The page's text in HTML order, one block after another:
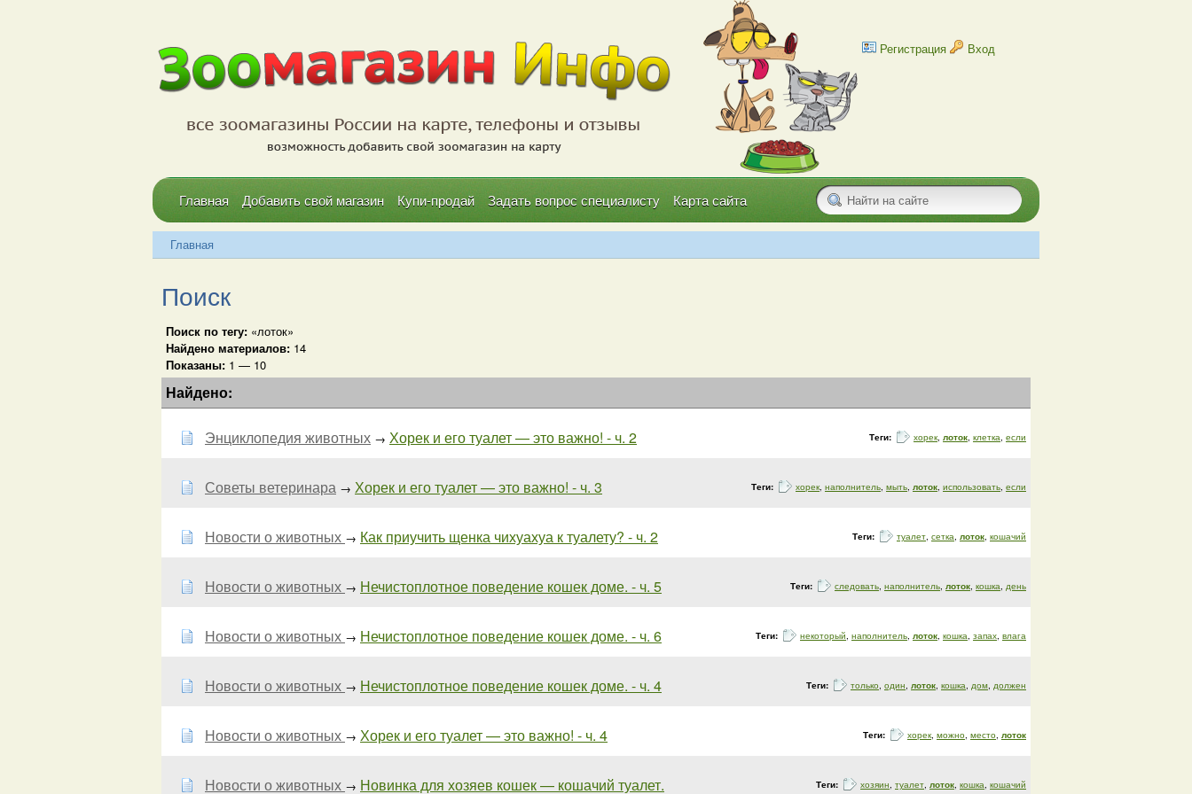
Регистрация Вход
Главная Добавить свой магазин Купи-продай Задать вопрос специалисту Карта сайта
Главная
Поиск
Поиск по тегу: «лоток»
Найдено материалов: 14
Показаны: 1 — 10
Найдено:
Энциклопедия животных → Хорек и его туалет — это важно! - ч. 2 Теги: хорек, лоток, клетка, если
Советы ветеринара → Хорек и его туалет — это важно! - ч. 3 Теги: хорек, наполнитель, мыть, лоток, использовать, если
Новости о животных → Как приучить щенка чихуахуа к туалету? - ч. 2 Теги: туалет, сетка, лоток, кошачий
Новости о животных → Нечистоплотное поведение кошек доме. - ч. 5 Теги: следовать, наполнитель, лоток, кошка, день
Новости о животных → Нечистоплотное поведение кошек доме. - ч. 6 Теги: некоторый, наполнитель, лоток, кошка, запах, влага
Новости о животных → Нечистоплотное поведение кошек доме. - ч. 4 Теги: только, один, лоток, кошка, дом, должен
Новости о животных → Хорек и его туалет — это важно! - ч. 4 Теги: хорек, можно, место, лоток
Новости о животных → Новинка для хозяев кошек — кошачий туалет. Теги: хозяин, туалет, лоток, кошка, кошачий